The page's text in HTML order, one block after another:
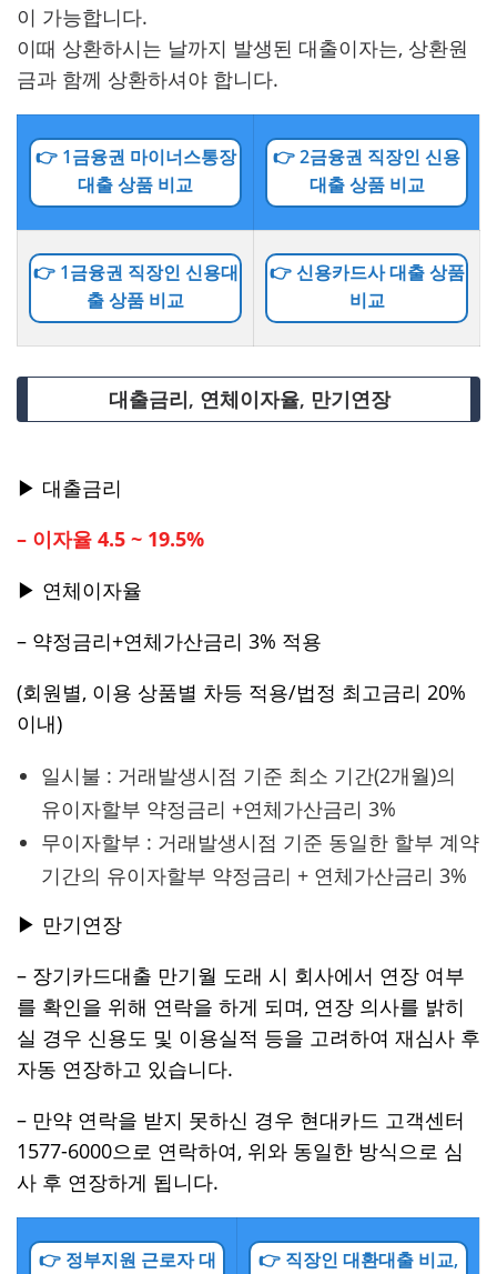
이 가능합니다.
이때 상환하시는 날까지 발생된 대출이자는, 상환원
금과 함께 상환하셔야 합니다.
👉 1금융권 마이너스통장
대출 상품 비교
👉 2금융권 직장인 신용
대출 상품 비교
👉 1금융권 직장인 신용대
출 상품 비교
👉 신용카드사 대출 상품
비교
대출금리, 연체이자율, 만기연장
▶ 대출금리
– 이자율 4.5 ~ 19.5%
▶ 연체이자율
– 약정금리+연체가산금리 3% 적용
(회원별, 이용 상품별 차등 적용/법정 최고금리 20%
이내)
일시불 : 거래발생시점 기준 최소 기간(2개월)의
유이자할부 약정금리 +연체가산금리 3%
무이자할부 : 거래발생시점 기준 동일한 할부 계약
기간의 유이자할부 약정금리 + 연체가산금리 3%
▶ 만기연장
– 장기카드대출 만기월 도래 시 회사에서 연장 여부
를 확인을 위해 연락을 하게 되며, 연장 의사를 밝히
실 경우 신용도 및 이용실적 등을 고려하여 재심사 후
자동 연장하고 있습니다.
– 만약 연락을 받지 못하신 경우 현대카드 고객센터
1577-6000으로 연락하여, 위와 동일한 방식으로 심
사 후 연장하게 됩니다.
👉 정부지원 근로자 대
👉 직장인 대환대출 비교,